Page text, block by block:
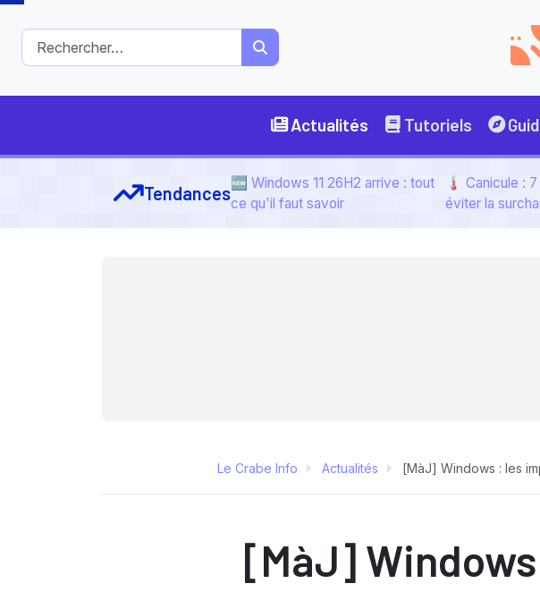
Actualités Tutoriels
Tendances🆕 Windows 11 26H2 arrive : tout
ce qu'il faut savoir
🌡️ Canicule :
éviter la
Le Crabe Info Actualités [MàJ] Windows : les
[MàJ]